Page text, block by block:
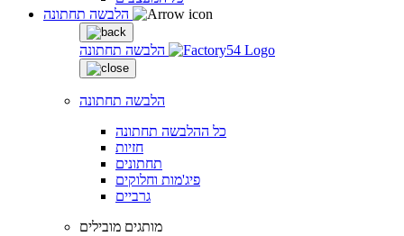
הלבשה תחתונה
הלבשה תחתונה
כל ההלבשה תחתונה
חזיות
תחתונים
פיג'מות וחלוקים
גרביים
מותגים מובילים